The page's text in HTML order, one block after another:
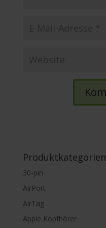
Produktkategorien
30-pin
AirPort
AirTag
Apple Kopfhörer